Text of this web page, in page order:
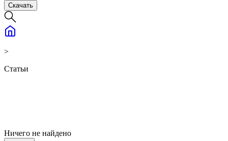
Скачать
>
Статьи
Ничего не найдено